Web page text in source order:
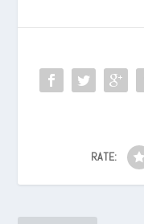
RATE: